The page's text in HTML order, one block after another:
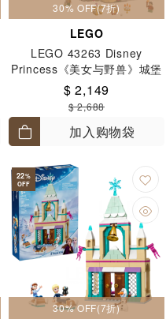
30% OFF(7折)
LEGO
LEGO 43263 Disney
Princess《美女与野兽》城堡
18+
$ 2,149
$ 2,688
加入购物袋
22%
OFF
30% OFF(7折)